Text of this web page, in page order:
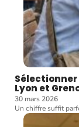
Lyon et
30 mars 2026
Un chiffre suffit